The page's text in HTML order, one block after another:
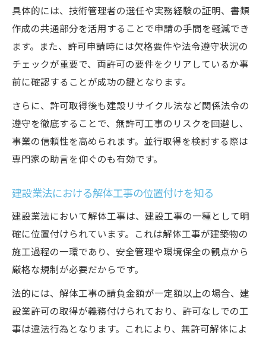
具体的には、技術管理者の選任や実務経験の証明、書類
作成の共通部分を活用することで申請の手間を軽減でき
ます。また、許可申請時には欠格要件や法令遵守状況の
チェックが重要で、両許可の要件をクリアしているか事
前に確認することが成功の鍵となります。
さらに、許可取得後も建設リサイクル法など関係法令の
遵守を徹底することで、無許可工事のリスクを回避し、
事業の信頼性を高められます。並行取得を検討する際は
専門家の助言を仰ぐのも有効です。
建設業法における解体工事の位置付けを知る
建設業法において解体工事は、建設工事の一種として明
確に位置付けられています。これは解体工事が建築物の
施工過程の一環であり、安全管理や環境保全の観点から
厳格な規制が必要だからです。
法的には、解体工事の請負金額が一定額以上の場合、建
設業許可の取得が義務付けられており、許可なしでの工
事は違法行為となります。これにより、無許可解体によ